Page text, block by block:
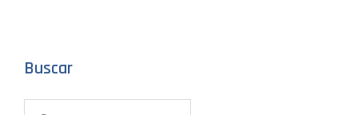
Buscar